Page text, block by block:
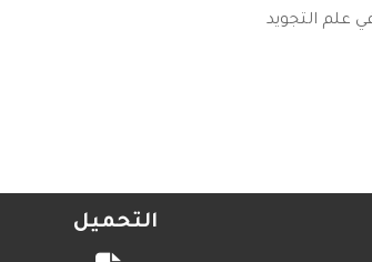
علم التجويد
التحميل